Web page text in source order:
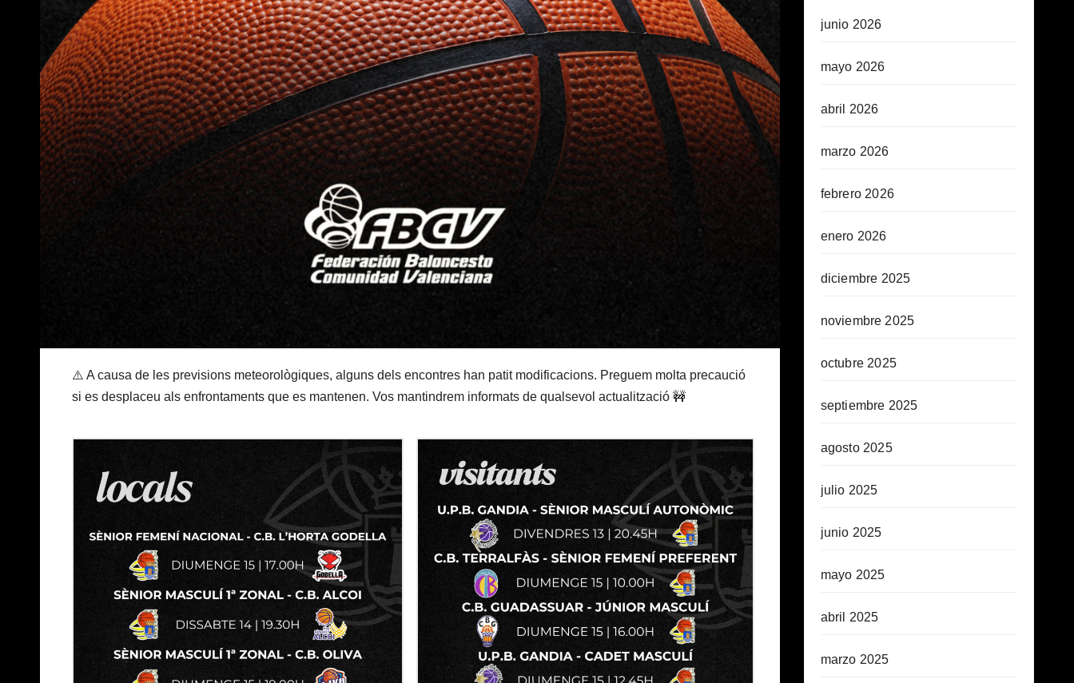
⚠️ A causa de les previsions meteorològiques, alguns dels encontres han patit modificacions. Preguem molta precaució
si es desplaceu als enfrontaments que es mantenen. Vos mantindrem informats de qualsevol actualització 🚧
junio 2026
mayo 2026
abril 2026
marzo 2026
febrero 2026
enero 2026
diciembre 2025
noviembre 2025
octubre 2025
septiembre 2025
agosto 2025
julio 2025
junio 2025
mayo 2025
abril 2025
marzo 2025